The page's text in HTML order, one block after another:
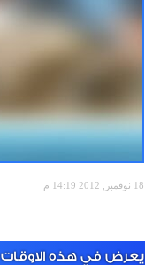
18 نوفمبر, 2012 14:19 م
يعرض في هذه الاوقات